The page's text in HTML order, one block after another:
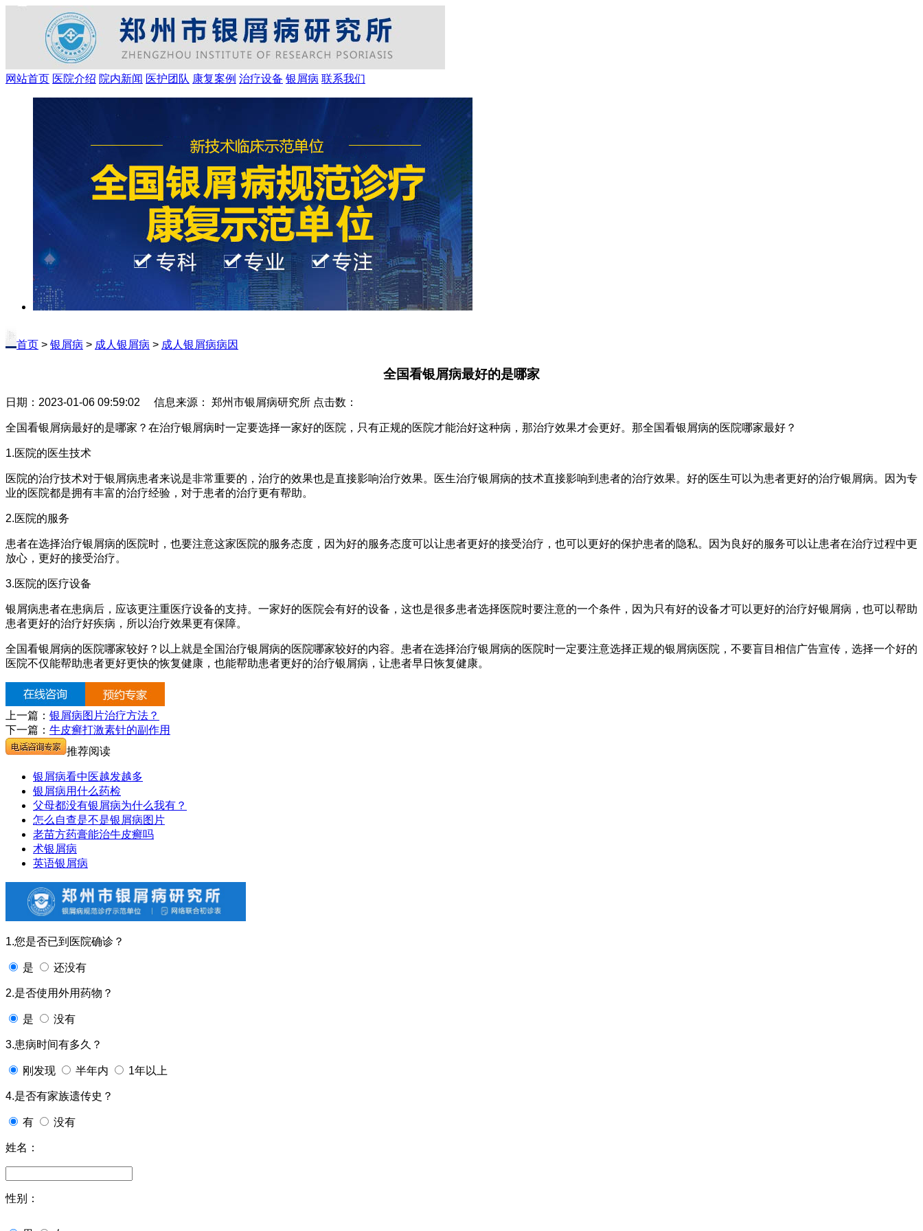
网站首页 医院介绍 院内新闻 医护团队 康复案例 治疗设备 银屑病 联系我们
首页 > 银屑病 > 成人银屑病 > 成人银屑病病因
全国看银屑病最好的是哪家
日期：2023-01-06 09:59:02 信息来源： 郑州市银屑病研究所 点击数：
全国看银屑病最好的是哪家？在治疗银屑病时一定要选择一家好的医院，只有正规的医院才能治好这种病，那治疗效果才会更好。那全国看银屑病的医院哪家最好？
1.医院的医生技术
医院的治疗技术对于银屑病患者来说是非常重要的，治疗的效果也是直接影响治疗效果。医生治疗银屑病的技术直接影响到患者的治疗效果。好的医生可以为患者更好的治疗银屑病。因为专
业的医院都是拥有丰富的治疗经验，对于患者的治疗更有帮助。
2.医院的服务
患者在选择治疗银屑病的医院时，也要注意这家医院的服务态度，因为好的服务态度可以让患者更好的接受治疗，也可以更好的保护患者的隐私。因为良好的服务可以让患者在治疗过程中更
放心，更好的接受治疗。
3.医院的医疗设备
银屑病患者在患病后，应该更注重医疗设备的支持。一家好的医院会有好的设备，这也是很多患者选择医院时要注意的一个条件，因为只有好的设备才可以更好的治疗好银屑病，也可以帮助
患者更好的治疗好疾病，所以治疗效果更有保障。
全国看银屑病的医院哪家较好？以上就是全国治疗银屑病的医院哪家较好的内容。患者在选择治疗银屑病的医院时一定要注意选择正规的银屑病医院，不要盲目相信广告宣传，选择一个好的
医院不仅能帮助患者更好更快的恢复健康，也能帮助患者更好的治疗银屑病，让患者早日恢复健康。
上一篇： 银屑病图片治疗方法？
下一篇： 牛皮癣打激素针的副作用
推荐阅读
银屑病看中医越发越多
银屑病用什么药检
父母都没有银屑病为什么我有？
怎么自查是不是银屑病图片
老苗方药膏能治牛皮癣吗
术银屑病
英语银屑病
1.您是否已到医院确诊？
是 还没有
2.是否使用外用药物？
是 没有
3.患病时间有多久？
刚发现 半年内 1年以上
4.是否有家族遗传史？
有 没有
姓名：
性别：